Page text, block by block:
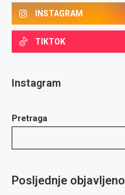
INSTAGRAM
TIKTOK
Instagram
Pretraga
Posljednje objavljeno